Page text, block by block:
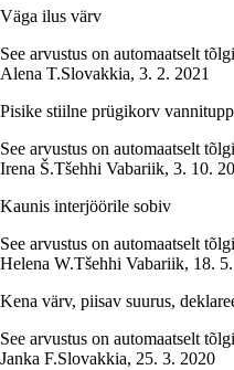
Väga ilus värv
See arvustus on automaatselt
Alena T.Slovakkia, 3. 2. 2021
Pisike stiilne prügikorv
See arvustus on automaatselt
Irena Š.Tšehhi Vabariik, 3. 10.
Kaunis interjöörile sobiv
See arvustus on automaatselt
Helena W.Tšehhi Vabariik, 18.
Kena värv, piisav suurus,
See arvustus on automaatselt
Janka F.Slovakkia, 25. 3. 2020